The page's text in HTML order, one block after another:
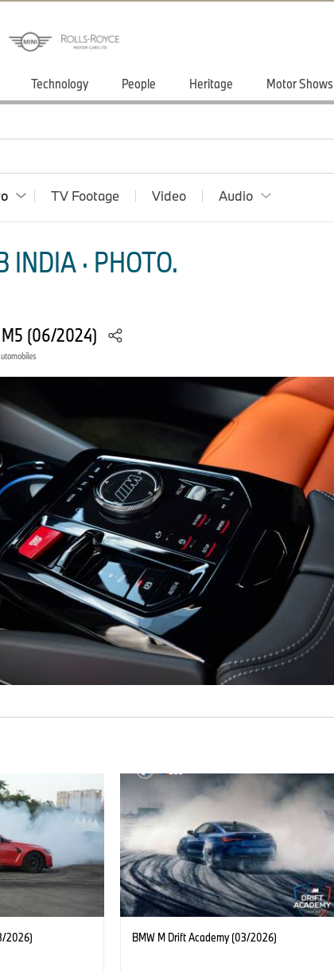
Technology People Heritage Motor Shows
TV Footage Video Audio
INDIA · PHOTO.
(06/2024)
2026) BMW M Drift Academy (03/2026)